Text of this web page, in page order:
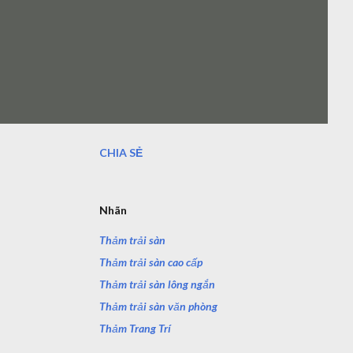
CHIA SẺ
Nhãn
Thảm trải sàn
Thảm trải sàn cao cấp
Thảm trải sàn lông ngắn
Thảm trải sàn văn phòng
Thảm Trang Trí